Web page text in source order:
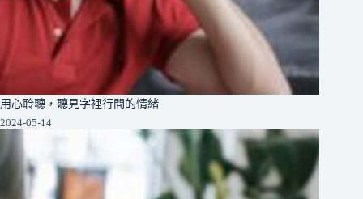
用心聆聽，聽見字裡行間的情緒
2024-05-14